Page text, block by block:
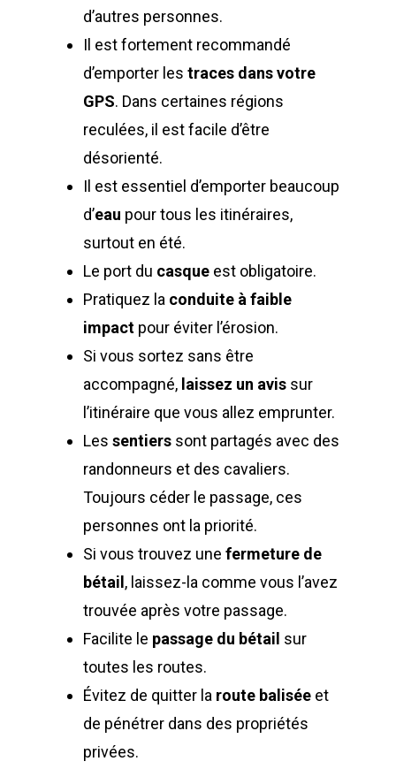
d’autres personnes.
Il est fortement recommandé
d’emporter les traces dans votre
GPS. Dans certaines régions
reculées, il est facile d’être
désorienté.
Il est essentiel d’emporter beaucoup
d’eau pour tous les itinéraires,
surtout en été.
Le port du casque est obligatoire.
Pratiquez la conduite à faible
impact pour éviter l’érosion.
Si vous sortez sans être
accompagné, laissez un avis sur
l’itinéraire que vous allez emprunter.
Les sentiers sont partagés avec des
randonneurs et des cavaliers.
Toujours céder le passage, ces
personnes ont la priorité.
Si vous trouvez une fermeture de
bétail , laissez-la comme vous l’avez
trouvée après votre passage.
Facilite le passage du bétail sur
toutes les routes.
Évitez de quitter la route balisée et
de pénétrer dans des propriétés
privées.